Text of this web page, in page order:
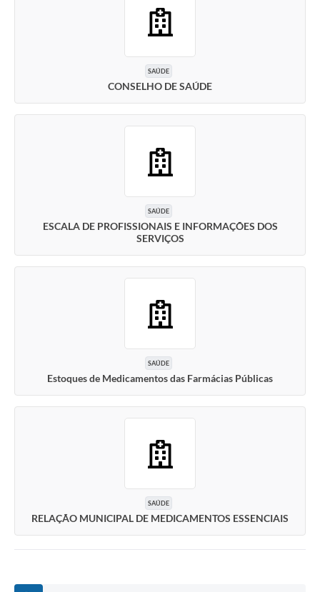
SAÚDE
CONSELHO DE SAÚDE
SAÚDE
ESCALA DE PROFISSIONAIS E INFORMAÇÕES DOS
SERVIÇOS
SAÚDE
Estoques de Medicamentos das Farmácias Públicas
SAÚDE
RELAÇÃO MUNICIPAL DE MEDICAMENTOS ESSENCIAIS